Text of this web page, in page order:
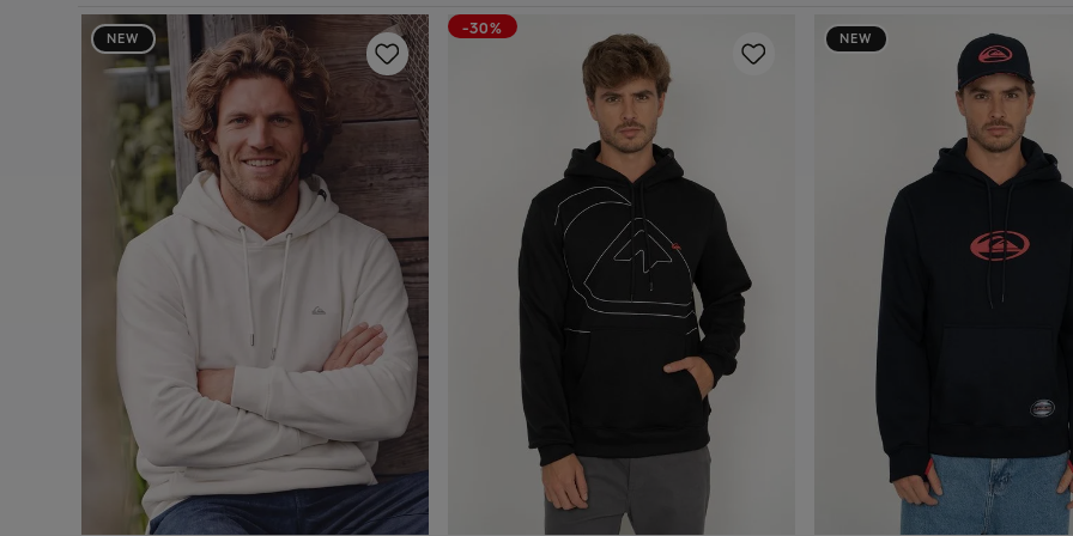
NEW
P M G GG
Adicionar ao carrinho
-30%
Adicionar ao carrinho
NEW
GG
Adicionar ao